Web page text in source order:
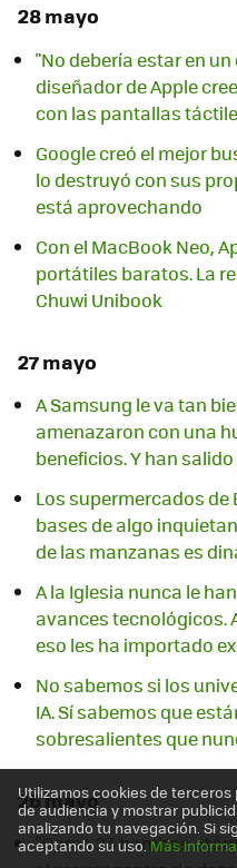
28 mayo
"No debería estar en
diseñador de Apple
con las pantallas
Google creó el mejor
lo destruyó con sus
está aprovechando
Con el MacBook Neo,
portátiles baratos. La
Chuwi Unibook
27 mayo
A Samsung le va tan
amenazaron con una
beneficios. Y han
Los supermercados de
bases de algo
de las manzanas es
A la Iglesia nunca le
avances tecnológicos.
eso les ha importado
No sabemos si los
IA. Sí sabemos que
sobresalientes que
26 mayo
"Como 23 bombas
Utilizamos cookies de
de audiencia y mostrar
analizando tu navegación. Si
aceptando su uso.Más